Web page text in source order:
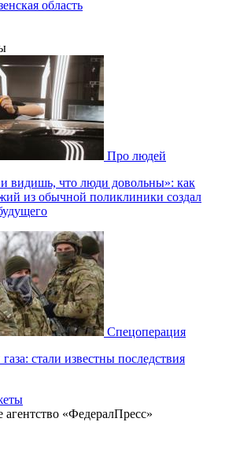
область
Про людей
видишь, что люди довольны»: как
из обычной поликлиники создал
Спецоперация
стали известны последствия
«ФедералПресс»